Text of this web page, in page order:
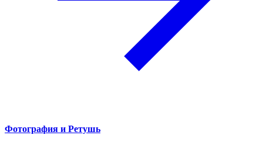
Фотография и Ретушь